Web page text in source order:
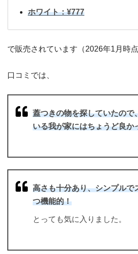
ホワイト：¥777
で販売されています（2026年1月時点
口コミでは、
蓋つきの物を探していたので
いる我が家にはちょうど良か
高さも十分あり、シンプルで
つ機能的！
とっても気に入りました。